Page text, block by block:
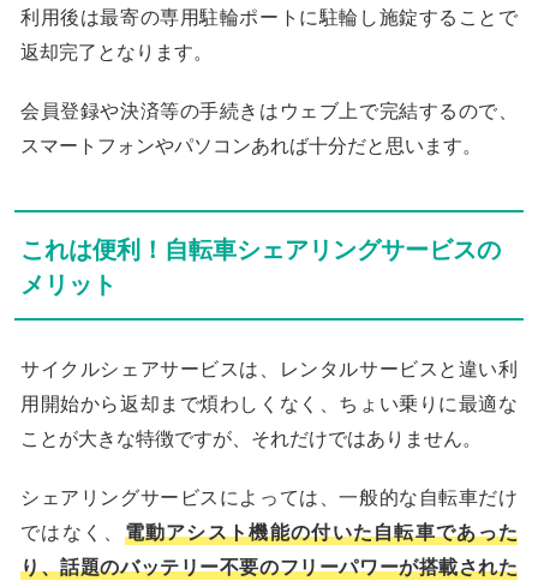
利用後は最寄の専用駐輪ポートに駐輪し施錠することで
返却完了となります。
会員登録や決済等の手続きはウェブ上で完結するので、
スマートフォンやパソコンあれば十分だと思います。
これは便利！自転車シェアリングサービスの
メリット
サイクルシェアサービスは、レンタルサービスと違い利
用開始から返却まで煩わしくなく、ちょい乗りに最適な
ことが大きな特徴ですが、それだけではありません。
シェアリングサービスによっては、一般的な自転車だけ
ではなく、 電動アシスト機能の付いた自転車であった
り、話題のバッテリー不要のフリーパワーが搭載された